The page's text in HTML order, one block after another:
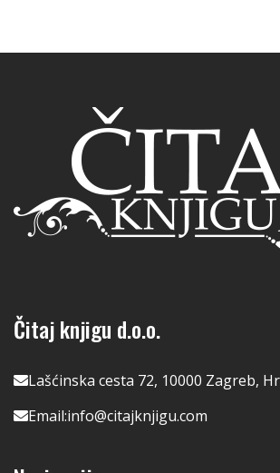
Čitaj knjigu d.o.o.
Lašćinska cesta 72, 10000 Zagreb,
Email:info@citajknjigu.com